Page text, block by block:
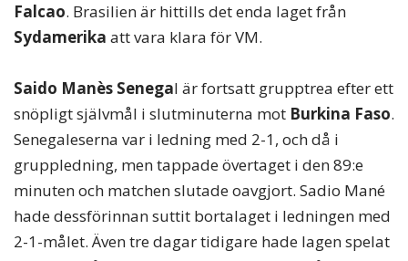
Falcao. Brasilien är hittills det enda laget från
Sydamerika att vara klara för VM.
Saido Manès Senegal är fortsatt grupptrea efter ett
snöpligt självmål i slutminuterna mot Burkina Faso.
Senegaleserna var i ledning med 2-1, och då i
gruppledning, men tappade övertaget i den 89:e
minuten och matchen slutade oavgjort. Sadio Mané
hade dessförinnan suttit bortalaget i ledningen med
2-1-målet. Även tre dagar tidigare hade lagen spelat